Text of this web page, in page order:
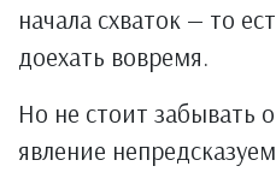
начала схваток — то
доехать вовремя.
Но не стоит забывать
явление